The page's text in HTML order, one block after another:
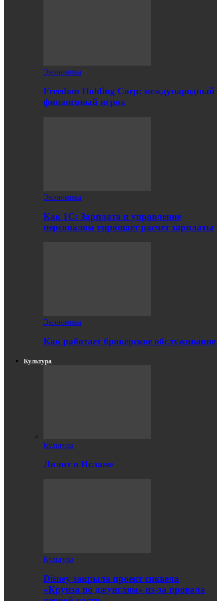
Экономика
Freedom Holding Corp: международный
финансовый игрок
Экономика
Как 1С: Зарплата и управление
персоналом упрощает расчет зарплаты
Экономика
Как работает брокерское обслуживание
Культура
Культура
Лилит в Исламе
Культура
Disney закрыла проект сиквела
«Круиза по джунглям» из-за провала